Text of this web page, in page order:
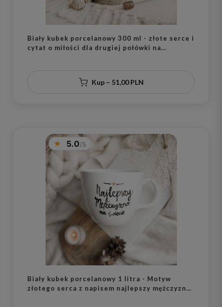
Biały kubek porcelanowy 300 ml - złote serce i
cytat o miłości dla drugiej połówki na
Kup – 51,00 PLN
5.0
Biały kubek porcelanowy 1 litra - Motyw
złotego serca z napisem najlepszy mężczyzna